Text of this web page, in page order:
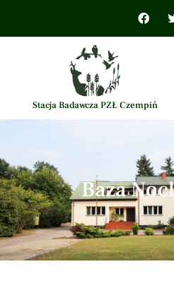
Stacja Badawcza PZŁ Czempiń
Baza